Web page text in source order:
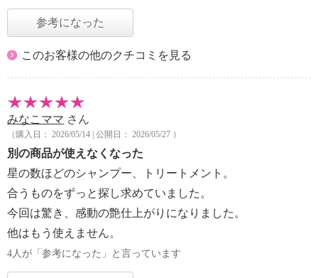
参考になった
このお客様の他のクチコミを見る
みなこママ さん
（購入日： 2026/05/14 | 公開日： 2026/05/27 ）
別の商品が使えなくなった
星の数ほどのシャンプー、トリートメント。
合うものをずっと探し求めていました。
今回は驚き、感動の艶仕上がりになりました。
他はもう使えません。
4人が「参考になった」と言っています